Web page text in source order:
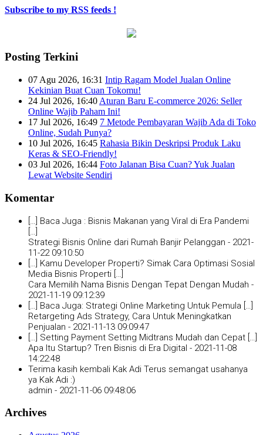
Subscribe to my RSS feeds !
Posting Terkini
07 Agu 2026, 16:31 Intip Ragam Model Jualan Online
Kekinian Buat Cuan Tokomu!
24 Jul 2026, 16:40 Aturan Baru E-commerce 2026: Seller
Online Wajib Paham Ini!
17 Jul 2026, 16:49 7 Metode Pembayaran Wajib Ada di Toko
Online, Sudah Punya?
10 Jul 2026, 16:45 Rahasia Bikin Deskripsi Produk Laku
Keras & SEO-Friendly!
03 Jul 2026, 16:44 Foto Jalanan Bisa Cuan? Yuk Jualan
Lewat Website Sendiri
Komentar
[…] Baca Juga : Bisnis Makanan yang Viral di Era Pandemi
Strategi Bisnis Online dari Rumah Banjir Pelanggan - 2021-
11-22 09:10:50
[…] Kamu Developer Properti? Simak Cara Optimasi Sosial
Media Bisnis Properti […]
Cara Memilih Nama Bisnis Dengan Tepat Dengan Mudah -
2021-11-19 09:12:39
[…] Baca Juga: Strategi Online Marketing Untuk Pemula […]
Retargeting Ads Strategy, Cara Untuk Meningkatkan
Penjualan - 2021-11-13 09:09:47
[…] Setting Payment Setting Midtrans Mudah dan Cepat […]
Apa Itu Startup? Tren Bisnis di Era Digital - 2021-11-08
14:22:48
Terima kasih kembali Kak Adi Terus semangat usahanya
ya Kak Adi :)
admin - 2021-11-06 09:48:06
Archives